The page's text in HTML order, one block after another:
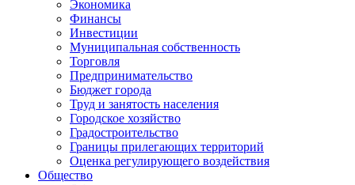
Экономика
Финансы
Инвестиции
Муниципальная собственность
Торговля
Предпринимательство
Бюджет города
Труд и занятость населения
Городское хозяйство
Градостроительство
Границы прилегающих территорий
Оценка регулирующего воздействия
Общество